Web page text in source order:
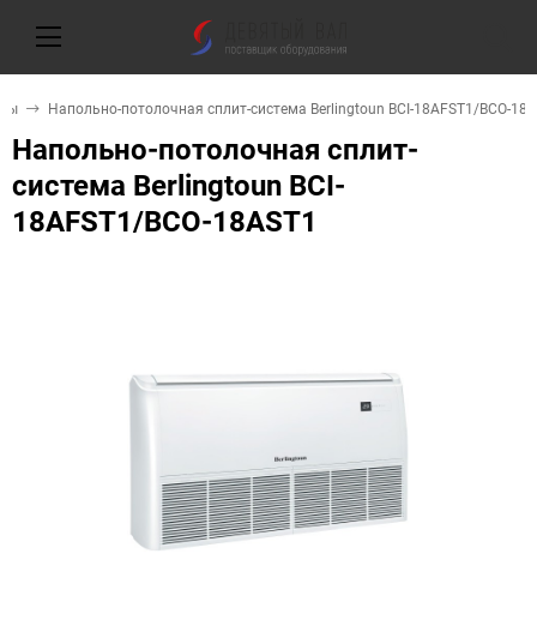
Напольно-потолочная сплит-система Berlingtoun BCI-18AFST1/BCO-
Напольно-потолочная сплит-
система Berlingtoun BCI-
18AFST1/BCO-18AST1